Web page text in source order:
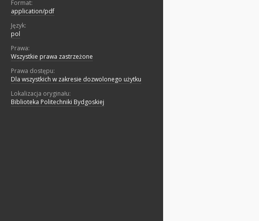
Format:
application/pdf
Język:
pol
Prawa:
Wszystkie prawa zastrzeżone
Prawa dostępu:
Dla wszystkich w zakresie dozwolonego użytku
Lokalizacja oryginału:
Biblioteka Politechniki Bydgoskiej